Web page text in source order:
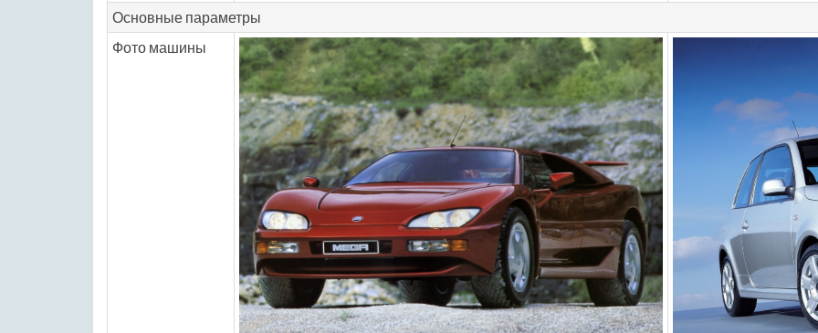
Основные параметры
Фото машины